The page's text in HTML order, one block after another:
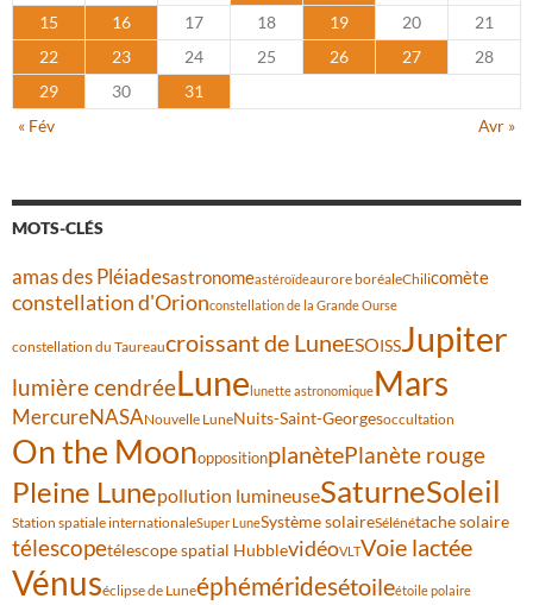
15
16 17 18 19 20
21
22
23 24 25 26 27
28
29
30
31
« Fév
Avr »
MOTS-CLÉS
amas des Pléiadesastronomeastéroïdeaurore boréaleChilicomète
constellation d'Orionconstellation de la Grande Ourse
constellation du Taureaucroissant de LuneESOISSJupiter
lumière cendréeLune lunette astronomiqueMars
MercureNASANouvelle LuneNuits-Saint-Georgesoccultation
On the MoonoppositionplanètePlanète rouge
Pleine Lunepollution lumineuseSaturneSoleil
Station spatiale internationaleSuper LuneSystème solaireSélénétache solaire
télescopetélescope spatial HubblevidéoVLTVoie lactée
Vénuséclipse de Luneéphéméridesétoileétoile polaire